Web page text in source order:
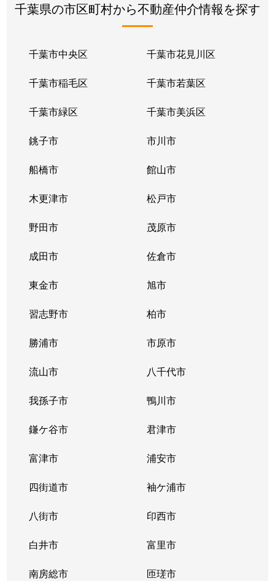
千葉県の市区町村から不動産仲介情報を探す
千葉市中央区 千葉市花見川区
千葉市稲毛区 千葉市若葉区
千葉市緑区 千葉市美浜区
銚子市 市川市
船橋市 館山市
木更津市 松戸市
野田市 茂原市
成田市 佐倉市
東金市 旭市
習志野市 柏市
勝浦市 市原市
流山市 八千代市
我孫子市 鴨川市
鎌ケ谷市 君津市
富津市 浦安市
四街道市 袖ケ浦市
八街市 印西市
白井市 富里市
南房総市 匝瑳市